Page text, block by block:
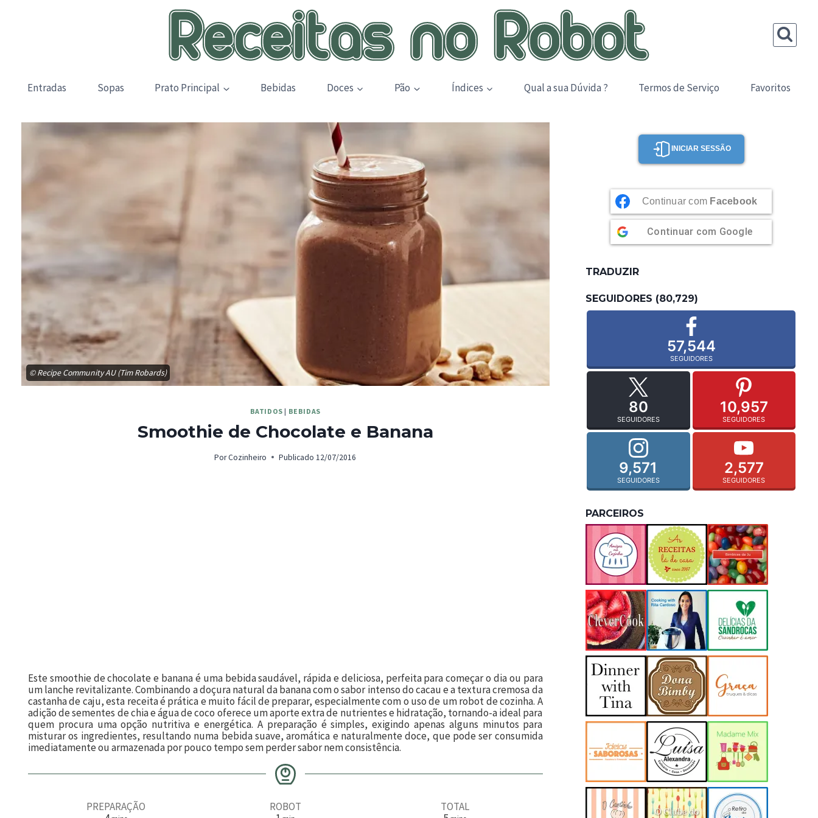
Entradas Sopas Prato Principal Bebidas Doces Pão Índices Qual a sua Dúvida ? Termos de Serviço Favoritos
© Recipe Community AU (Tim Robards)
BATIDOS | BEBIDAS
Smoothie de Chocolate e Banana
PorCozinheiro Publicado 12/07/2016
Este smoothie de chocolate e banana é uma bebida saudável, rápida e deliciosa, perfeita para começar o dia ou para
um lanche revitalizante. Combinando a doçura natural da banana com o sabor intenso do cacau e a textura cremosa da
castanha de caju, esta receita é prática e muito fácil de preparar, especialmente com o uso de um robot de cozinha. A
adição de sementes de chia e água de coco oferece um aporte extra de nutrientes e hidratação, tornando-a ideal para
quem procura uma opção nutritiva e energética. A preparação é simples, exigindo apenas alguns minutos para
misturar os ingredientes, resultando numa bebida suave, aromática e naturalmente doce, que pode ser consumida
imediatamente ou armazenada por pouco tempo sem perder sabor nem consistência.
PREPARAÇÃO
ROBOT
TOTAL
INICIAR SESSÃO
Continuar com Facebook
Continuar com Google
TRADUZIR
SEGUIDORES (80,729)
57,544
SEGUIDORES
80
SEGUIDORES
10,957
SEGUIDORES
9,571
SEGUIDORES
2,577
SEGUIDORES
PARCEIROS